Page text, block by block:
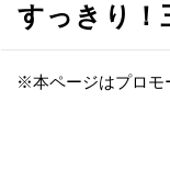
すっきり！
※本ページはプロモ